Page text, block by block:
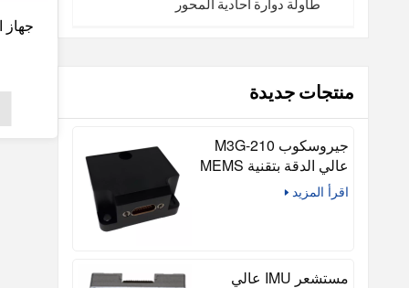
طاولة دوارة أحادية المحور
منتجات جديدة
جيروسكوب M3G-210
عالي الدقة بتقنية MEMS
ثلاثي المحاور (متوافق مع
STIM210)
اقرأ المزيد
مستشعر IMU عالي
جهاز